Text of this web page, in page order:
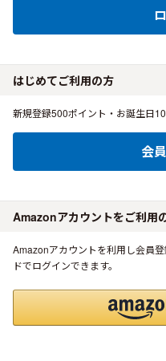
はじめてご利用の方
新規登録500ポイント・お誕生日
会
Amazonアカウントをご利用
Amazonアカウントを利用し会員
ドでログインできます。